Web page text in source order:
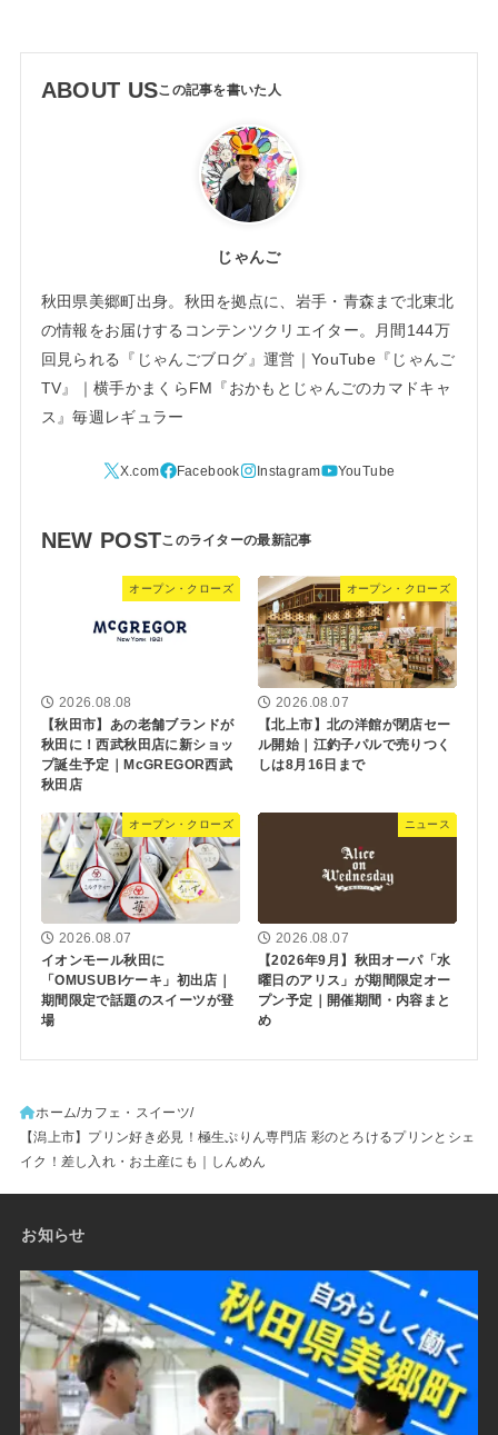
ABOUT US
じゃんご
秋田県美郷町出身。秋田を拠点に、岩手・青森まで北東北
の情報をお届けするコンテンツクリエイター。月間144万
回見られる『じゃんごブログ』運営｜YouTube『じゃんご
TV』｜横手かまくらFM『おかもとじゃんごのカマドキャ
ス』毎週レギュラー
NEW POST
オープン・クローズ
2026.08.08
【秋田市】あの老舗ブランドが
秋田に！西武秋田店に新ショッ
プ誕生予定｜McGREGOR西武
秋田店
オープン・クローズ
2026.08.07
【北上市】北の洋館が閉店セー
ル開始｜江釣子パルで売りつく
しは8月16日まで
オープン・クローズ
2026.08.07
イオンモール秋田に
「OMUSUBIケーキ」初出店｜
期間限定で話題のスイーツが登
場
ニュース
2026.08.07
【2026年9月】秋田オーパ「水
曜日のアリス」が期間限定オー
プン予定｜開催期間・内容まと
め
ホーム カフェ・スイーツ
【潟上市】プリン好き必見！極生ぷりん専門店 彩のとろけるプリンとシェ
イク！差し入れ・お土産にも｜しんめん
お知らせ